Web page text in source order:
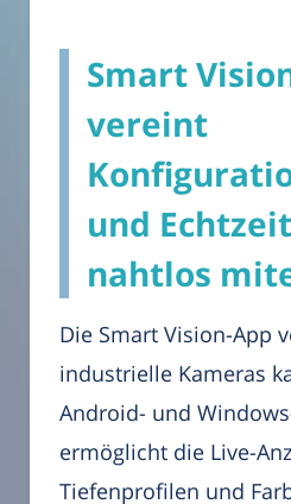
Smart
vereint
und
nahtlos
Die Smart Vision-App
industrielle Kameras
Android- und
ermöglicht die Live-
Tiefenprofilen und